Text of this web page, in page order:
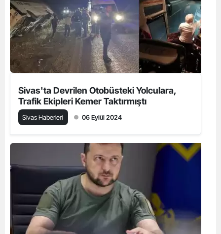
Sivas'ta Devrilen Otobüsteki Yolculara,
Trafik Ekipleri Kemer Taktırmıştı
Sivas Haberleri 06 Eylül 2024